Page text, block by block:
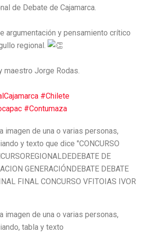
de Debate de Cajamarca.
argumentación y pensamiento crítico
regional.
maestro Jorge Rodas.
#Chilete
#Contumaza